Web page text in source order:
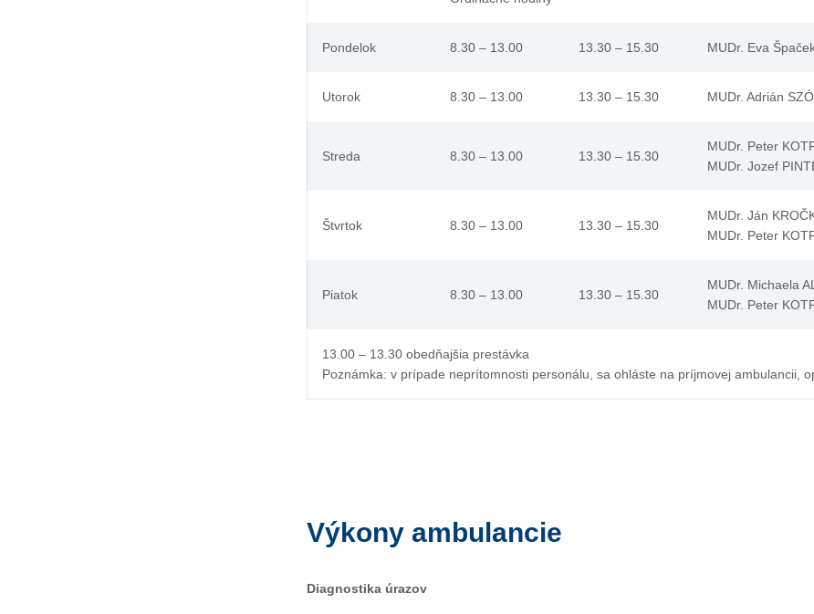
Pondelok 8.30 – 13.00 13.30 – 15.30 MUDr. Eva
Utorok 8.30 – 13.00 13.30 – 15.30 MUDr. Adrián
Streda 8.30 – 13.00 13.30 – 15.30
MUDr. Peter
MUDr. Jozef
Štvrtok 8.30 – 13.00 13.30 – 15.30
MUDr. Ján
MUDr. Peter
Piatok 8.30 – 13.00 13.30 – 15.30
MUDr. Michaela
MUDr. Peter
13.00 – 13.30 obedňajšia prestávka
Poznámka: v prípade neprítomnosti personálu, sa ohláste na príjmovej ambulancii,
Výkony ambulancie
Diagnostika úrazov